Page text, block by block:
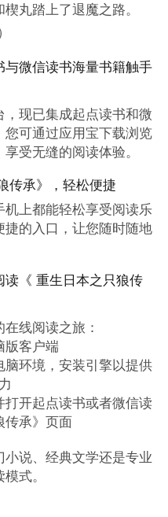
丸踏上了退魔之路。
微信读书海量书籍触手
现已集成起点读书和微
可通过应用宝下载浏览
受无缝的阅读体验。
传承》，轻松便捷
上都能轻松享受阅读乐
的入口，让您随时随地
《 重生日本之只狼传
线阅读之旅：
版客户端
环境，安装引擎以提供
开起点读书或者微信读
传承》页面
说、经典文学还是专业
式。